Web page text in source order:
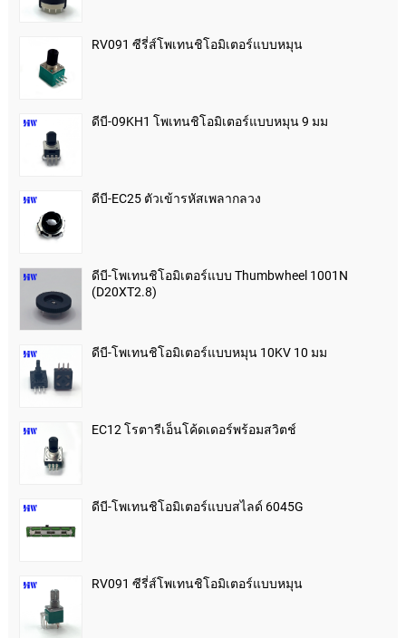
RV091 ซีรี่ส์โพเทนชิโอมิเตอร์แบบหมุน
ดีบี-09KH1 โพเทนชิโอมิเตอร์แบบหมุน 9 มม
ดีบี-EC25 ตัวเข้ารหัสเพลากลวง
ดีบี-โพเทนชิโอมิเตอร์แบบ Thumbwheel 1001N
(D20XT2.8)
ดีบี-โพเทนชิโอมิเตอร์แบบหมุน 10KV 10 มม
EC12 โรตารีเอ็นโค้ดเดอร์พร้อมสวิตช์
ดีบี-โพเทนชิโอมิเตอร์แบบสไลด์ 6045G
RV091 ซีรี่ส์โพเทนชิโอมิเตอร์แบบหมุน